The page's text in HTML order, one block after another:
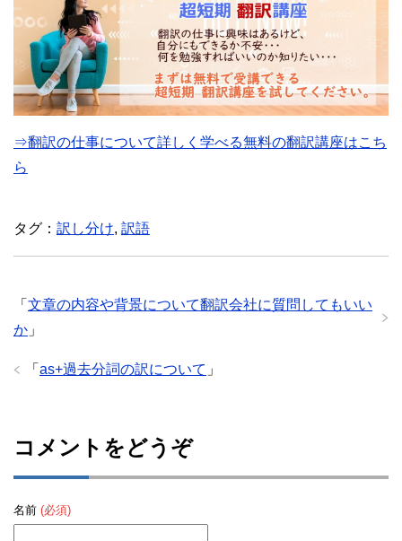
⇒翻訳の仕事について詳しく学べる無料の翻訳講座はこち
ら
タグ： 訳し分け, 訳語
「 文章の内容や背景について翻訳会社に質問してもいい
か 」
「 as+過去分詞の訳について 」
コメントをどうぞ
名前 (必須)